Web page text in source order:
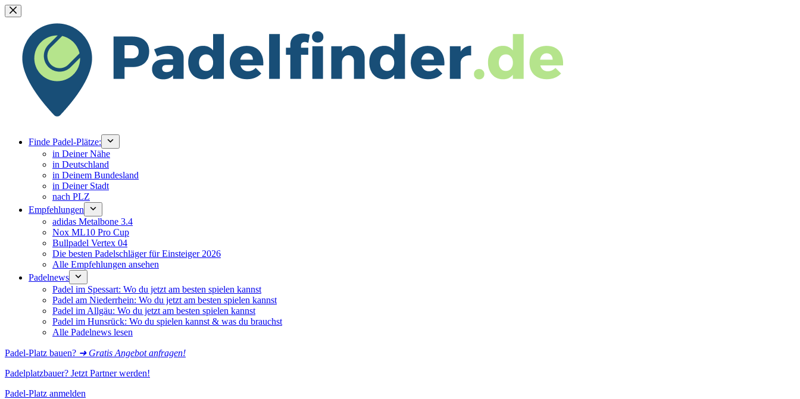
Zum
Inhalt
springen
Finde Padel-Plätze:
in Deiner Nähe
in Deutschland
in Deinem Bundesland
in Deiner Stadt
nach PLZ
Empfehlungen
adidas Metalbone 3.4
Nox ML10 Pro Cup
Bullpadel Vertex 04
Die besten Padelschläger für Einsteiger 2026
Alle Empfehlungen ansehen
Padelnews
Padel im Spessart: Wo du jetzt am besten spielen kannst
Padel am Niederrhein: Wo du jetzt am besten spielen kannst
Padel im Allgäu: Wo du jetzt am besten spielen kannst
Padel im Hunsrück: Wo du spielen kannst & was du brauchst
Alle Padelnews lesen
Padel-Platz bauen? ➜ Gratis Angebot anfragen!
Padelplatzbauer? Jetzt Partner werden!
Padel-Platz anmelden